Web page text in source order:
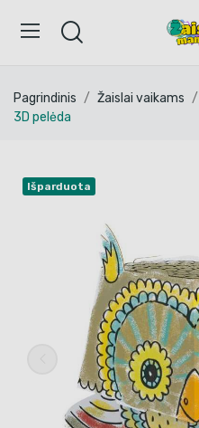
Pagrindinis Žaislai vaikams
3D pelėda
Išparduota